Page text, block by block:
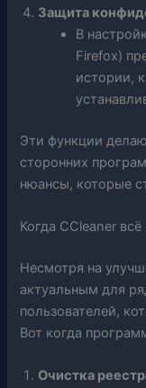
Защита
В
Firefox)
истории,
Эти функции
сторонних
нюансы, которые
Когда CCleaner
Несмотря на
актуальным для
пользователей,
Вот когда
Очистка